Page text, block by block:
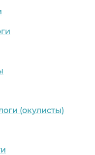
(окулисты)